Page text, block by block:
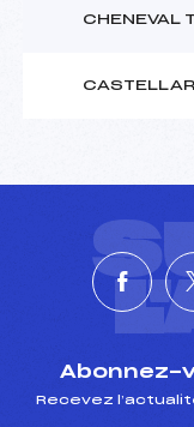
CHENEVAL
Abonnez-
Recevez